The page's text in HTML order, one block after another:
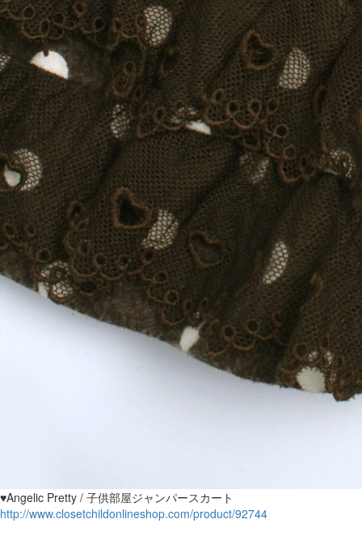
♥Angelic Pretty / 子供部屋ジャンパースカート
http://www.closetchildonlineshop.com/product/92744